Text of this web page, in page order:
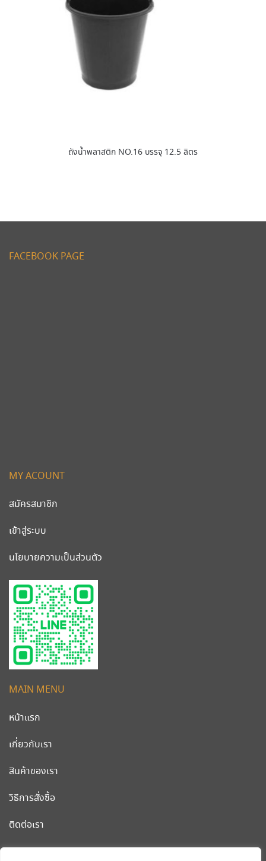
ถังน้ำพลาสติก NO.16 บรรจุ 12.5 ลิตร
MAIN MENU
หน้าแรก
เกี่ยวกับเรา
สินค้าของเรา
วิธีการสั่งซื้อ
ติดต่อเรา
MY ACOUNT
สมัครสมาชิก
เข้าสู่ระบบ
นโยบายความเป็นส่วนตัว
FACEBOOK PAGE